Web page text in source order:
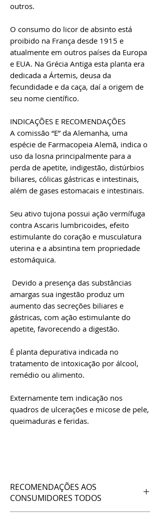
outros.
O consumo do licor de absinto está
proibido na França desde 1915 e
atualmente em outros países da Europa
e EUA. Na Grécia Antiga esta planta era
dedicada a Ártemis, deusa da
fecundidade e da caça, daí a origem de
seu nome científico.
INDICAÇÕES E RECOMENDAÇÕES
A comissão “E” da Alemanha, uma
espécie de Farmacopeia Alemã, indica o
uso da losna principalmente para a
perda de apetite, indigestão, distúrbios
biliares, cólicas gástricas e intestinais,
além de gases estomacais e intestinais.
Seu ativo tujona possui ação vermífuga
contra Ascaris lumbricoides, efeito
estimulante do coração e musculatura
uterina e a absintina tem propriedade
estomáquica.
Devido a presença das substâncias
amargas sua ingestão produz um
aumento das secreções biliares e
gástricas, com ação estimulante do
apetite, favorecendo a digestão.
É planta depurativa indicada no
tratamento de intoxicação por álcool,
remédio ou alimento.
Externamente tem indicação nos
quadros de ulcerações e micose de pele,
queimaduras e feridas.
RECOMENDAÇÕES AOS
CONSUMIDORES TODOS